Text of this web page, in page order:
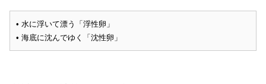
• 水に浮いて漂う「浮性卵」
• 海底に沈んでゆく「沈性卵」